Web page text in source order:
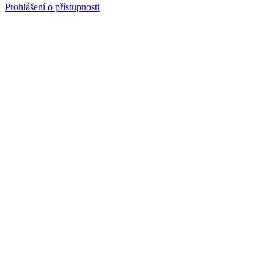
Prohlášení o přístupnosti